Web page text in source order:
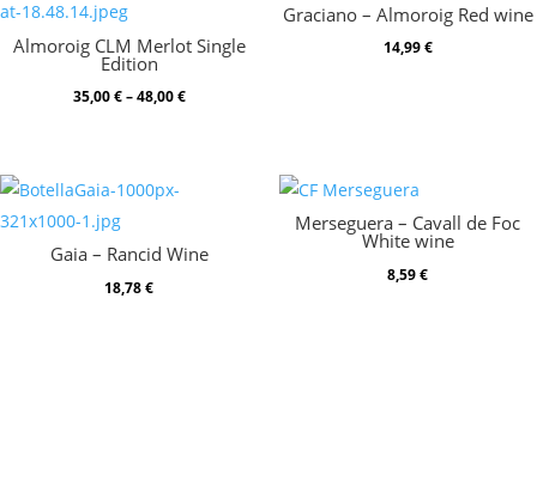
Almoroig CLM Merlot Single
Edition
35,00€ – 48,00€Price
Graciano – Almoroig Red wine
14,99€
Gaia – Rancid Wine
18,78€
Merseguera – Cavall de Foc
White wine
8,59€